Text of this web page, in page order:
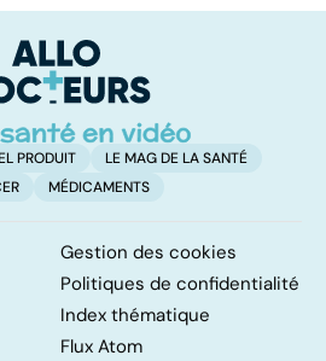
PRODUIT
LE MAG DE LA SANTÉ
MÉDICAMENTS
Gestion des cookies
Politiques de confidentialité
Index thématique
Flux Atom